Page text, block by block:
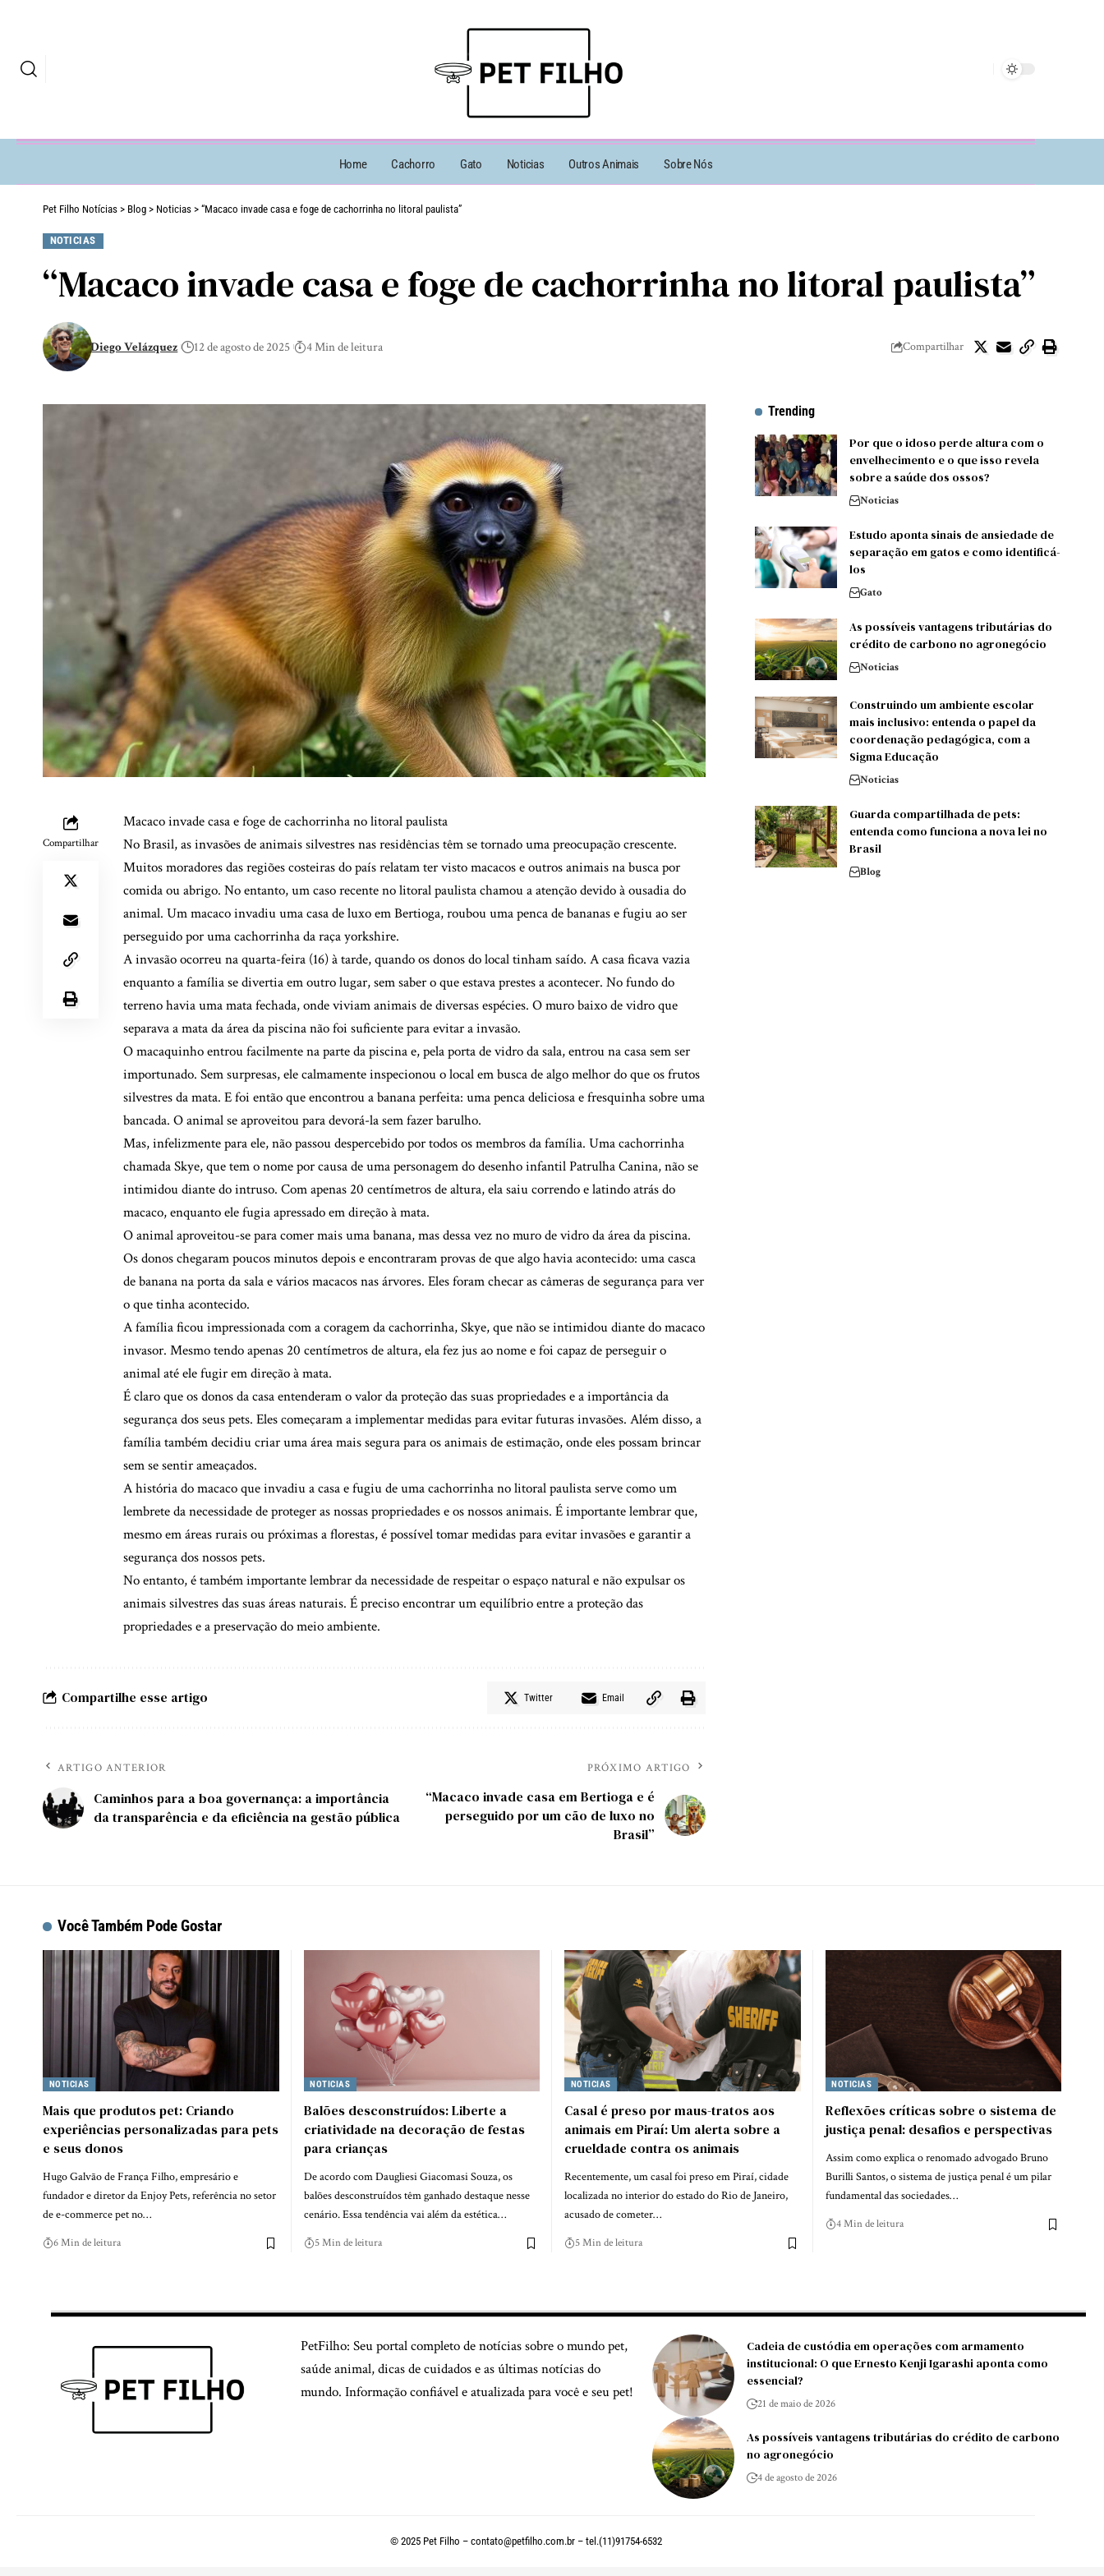
Home Cachorro Gato Noticias Outros Animais Sobre Nós
Pet Filho Notícias > Blog > Noticias > “Macaco invade casa e foge de cachorrinha no litoral paulista”
NOTICIAS
“Macaco invade casa e foge de cachorrinha no litoral paulista”
Diego Velázquez 12 de agosto de 2025 4 Min de leitura Compartilhar
Compartilhar
Macaco invade casa e foge de cachorrinha no litoral paulista
No Brasil, as invasões de animais silvestres nas residências têm se tornado uma preocupação crescente.
Muitos moradores das regiões costeiras do país relatam ter visto macacos e outros animais na busca por
comida ou abrigo. No entanto, um caso recente no litoral paulista chamou a atenção devido à ousadia do
animal. Um macaco invadiu uma casa de luxo em Bertioga, roubou uma penca de bananas e fugiu ao ser
perseguido por uma cachorrinha da raça yorkshire.
A invasão ocorreu na quarta-feira (16) à tarde, quando os donos do local tinham saído. A casa ficava vazia
enquanto a família se divertia em outro lugar, sem saber o que estava prestes a acontecer. No fundo do
terreno havia uma mata fechada, onde viviam animais de diversas espécies. O muro baixo de vidro que
separava a mata da área da piscina não foi suficiente para evitar a invasão.
O macaquinho entrou facilmente na parte da piscina e, pela porta de vidro da sala, entrou na casa sem ser
importunado. Sem surpresas, ele calmamente inspecionou o local em busca de algo melhor do que os frutos
silvestres da mata. E foi então que encontrou a banana perfeita: uma penca deliciosa e fresquinha sobre uma
bancada. O animal se aproveitou para devorá-la sem fazer barulho.
Mas, infelizmente para ele, não passou despercebido por todos os membros da família. Uma cachorrinha
chamada Skye, que tem o nome por causa de uma personagem do desenho infantil Patrulha Canina, não se
intimidou diante do intruso. Com apenas 20 centímetros de altura, ela saiu correndo e latindo atrás do
macaco, enquanto ele fugia apressado em direção à mata.
O animal aproveitou-se para comer mais uma banana, mas dessa vez no muro de vidro da área da piscina.
Os donos chegaram poucos minutos depois e encontraram provas de que algo havia acontecido: uma casca
de banana na porta da sala e vários macacos nas árvores. Eles foram checar as câmeras de segurança para ver
o que tinha acontecido.
A família ficou impressionada com a coragem da cachorrinha, Skye, que não se intimidou diante do macaco
invasor. Mesmo tendo apenas 20 centímetros de altura, ela fez jus ao nome e foi capaz de perseguir o
animal até ele fugir em direção à mata.
É claro que os donos da casa entenderam o valor da proteção das suas propriedades e a importância da
segurança dos seus pets. Eles começaram a implementar medidas para evitar futuras invasões. Além disso, a
família também decidiu criar uma área mais segura para os animais de estimação, onde eles possam brincar
sem se sentir ameaçados.
A história do macaco que invadiu a casa e fugiu de uma cachorrinha no litoral paulista serve como um
lembrete da necessidade de proteger as nossas propriedades e os nossos animais. É importante lembrar que,
mesmo em áreas rurais ou próximas a florestas, é possível tomar medidas para evitar invasões e garantir a
segurança dos nossos pets.
No entanto, é também importante lembrar da necessidade de respeitar o espaço natural e não expulsar os
animais silvestres das suas áreas naturais. É preciso encontrar um equilíbrio entre a proteção das
propriedades e a preservação do meio ambiente.
Compartilhe esse artigo Twitter Email
ARTIGO ANTERIOR
Caminhos para a boa governança: a importância
da transparência e da eficiência na gestão pública
PRÓXIMO ARTIGO
“Macaco invade casa em Bertioga e é
perseguido por um cão de luxo no
Brasil”
Trending
Por que o idoso perde altura com o
envelhecimento e o que isso revela
sobre a saúde dos ossos?
Noticias
Estudo aponta sinais de ansiedade de
separação em gatos e como identificá-
los
Gato
As possíveis vantagens tributárias do
crédito de carbono no agronegócio
Noticias
Construindo um ambiente escolar
mais inclusivo: entenda o papel da
coordenação pedagógica, com a
Sigma Educação
Noticias
Guarda compartilhada de pets:
entenda como funciona a nova lei no
Brasil
Blog
Você Também Pode Gostar
NOTICIAS
Mais que produtos pet: Criando
experiências personalizadas para pets
e seus donos
Hugo Galvão de França Filho, empresário e
fundador e diretor da Enjoy Pets, referência no setor
de e-commerce pet no…
6 Min de leitura
NOTICIAS
Balões desconstruídos: Liberte a
criatividade na decoração de festas
para crianças
De acordo com Daugliesi Giacomasi Souza, os
balões desconstruídos têm ganhado destaque nesse
cenário. Essa tendência vai além da estética…
5 Min de leitura
NOTICIAS
Casal é preso por maus-tratos aos
animais em Piraí: Um alerta sobre a
crueldade contra os animais
Recentemente, um casal foi preso em Piraí, cidade
localizada no interior do estado do Rio de Janeiro,
acusado de cometer…
5 Min de leitura
NOTICIAS
Reflexões críticas sobre o sistema de
justiça penal: desafios e perspectivas
Assim como explica o renomado advogado Bruno
Burilli Santos, o sistema de justiça penal é um pilar
fundamental das sociedades…
4 Min de leitura
PetFilho: Seu portal completo de notícias sobre o mundo pet,
saúde animal, dicas de cuidados e as últimas notícias do
mundo. Informação confiável e atualizada para você e seu pet!
Cadeia de custódia em operações com armamento
institucional: O que Ernesto Kenji Igarashi aponta como
essencial?
21 de maio de 2026
As possíveis vantagens tributárias do crédito de carbono
no agronegócio
4 de agosto de 2026
© 2025 Pet Filho – contato@petfilho.com.br– tel.(11)91754-6532